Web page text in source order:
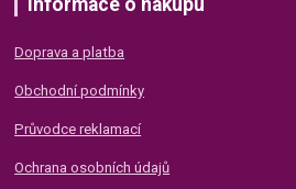
Informace o nákupu
Doprava a platba
Obchodní podmínky
Průvodce reklamací
Ochrana osobních údajů